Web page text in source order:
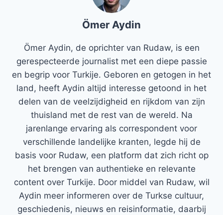
Ömer Aydin
Ömer Aydin, de oprichter van Rudaw, is een
gerespecteerde journalist met een diepe passie
en begrip voor Turkije. Geboren en getogen in het
land, heeft Aydin altijd interesse getoond in het
delen van de veelzijdigheid en rijkdom van zijn
thuisland met de rest van de wereld. Na
jarenlange ervaring als correspondent voor
verschillende landelijke kranten, legde hij de
basis voor Rudaw, een platform dat zich richt op
het brengen van authentieke en relevante
content over Turkije. Door middel van Rudaw, wil
Aydin meer informeren over de Turkse cultuur,
geschiedenis, nieuws en reisinformatie, daarbij